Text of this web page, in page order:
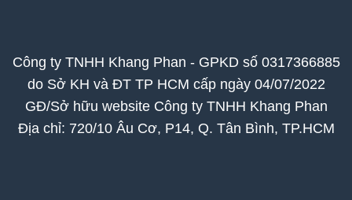
Công ty TNHH Khang Phan - GPKD số 0317366885
do Sở KH và ĐT TP HCM cấp ngày 04/07/2022
GĐ/Sở hữu website Công ty TNHH Khang Phan
Địa chỉ: 720/10 Âu Cơ, P14, Q. Tân Bình, TP.HCM